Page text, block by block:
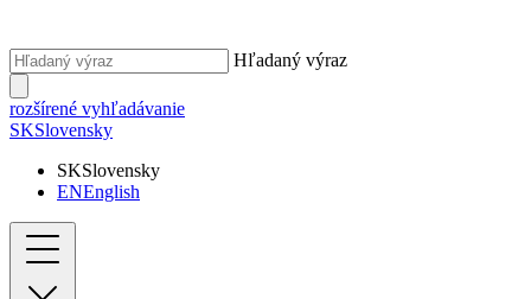
Hľadaný výraz
rozšírené vyhľadávanie
SKSlovensky
SKSlovensky
ENEnglish